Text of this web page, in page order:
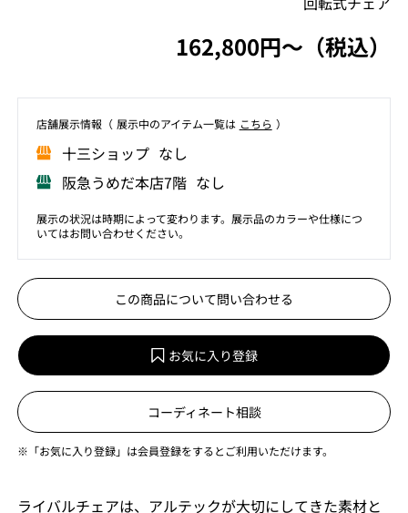
162,800円〜（税込）
店舗展⽰情報（ 展⽰中のアイテム⼀覧は こちら ）
⼗三ショップ なし
阪急うめだ本店7階 なし
展示の状況は時期によって変わります。展示品のカラーや仕様につ
いてはお問い合わせください。
この商品について問い合わせる
お気に入り登録
コーディネート相談
※「お気に入り登録」は会員登録をするとご利用いただけます。
ライバルチェアは、アルテックが大切にしてきた素材と